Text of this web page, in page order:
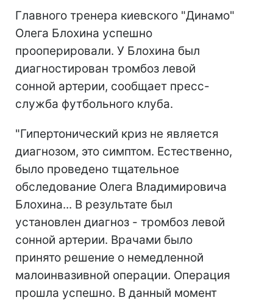
Главного тренера киевского "Динамо"
Олега Блохина успешно
прооперировали. У Блохина был
диагностирован тромбоз левой
сонной артерии, сообщает пресс-
служба футбольного клуба.
"Гипертонический криз не является
диагнозом, это симптом. Естественно,
было проведено тщательное
обследование Олега Владимировича
Блохина... В результате был
установлен диагноз - тромбоз левой
сонной артерии. Врачами было
принято решение о немедленной
малоинвазивной операции. Операция
прошла успешно. В данный момент